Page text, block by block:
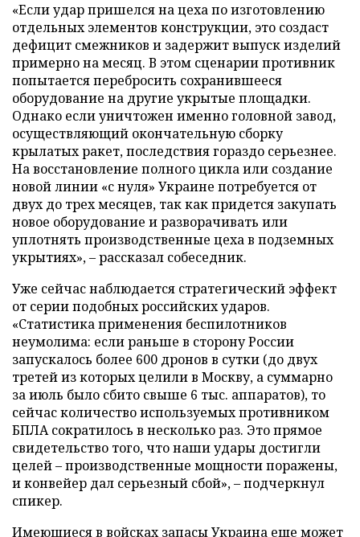
«Если удар пришелся на цеха по изготовлению
отдельных элементов конструкции, это создаст
дефицит смежников и задержит выпуск изделий
примерно на месяц. В этом сценарии противник
попытается перебросить сохранившееся
оборудование на другие укрытые площадки.
Однако если уничтожен именно головной завод,
осуществляющий окончательную сборку
крылатых ракет, последствия гораздо серьезнее.
На восстановление полного цикла или создание
новой линии «с нуля» Украине потребуется от
двух до трех месяцев, так как придется закупать
новое оборудование и разворачивать или
уплотнять производственные цеха в подземных
укрытиях», – рассказал собеседник.
Уже сейчас наблюдается стратегический эффект
от серии подобных российских ударов.
«Статистика применения беспилотников
неумолима: если раньше в сторону России
запускалось более 600 дронов в сутки (до двух
третей из которых целили в Москву, а суммарно
за июль было сбито свыше 6 тыс. аппаратов), то
сейчас количество используемых противником
БПЛА сократилось в несколько раз. Это прямое
свидетельство того, что наши удары достигли
целей – производственные мощности поражены,
и конвейер дал серьезный сбой», – подчеркнул
спикер.
Имеющиеся в войсках запасы Украина еще может